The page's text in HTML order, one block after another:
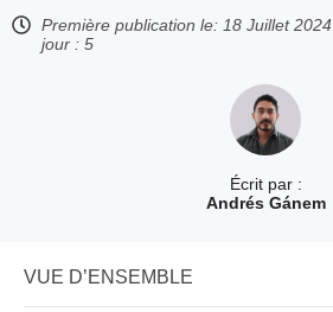
Écrit par :
Andrés Gánem
Première publication le: 18 Juillet 2024
jour : 5
VUE D’ENSEMBLE